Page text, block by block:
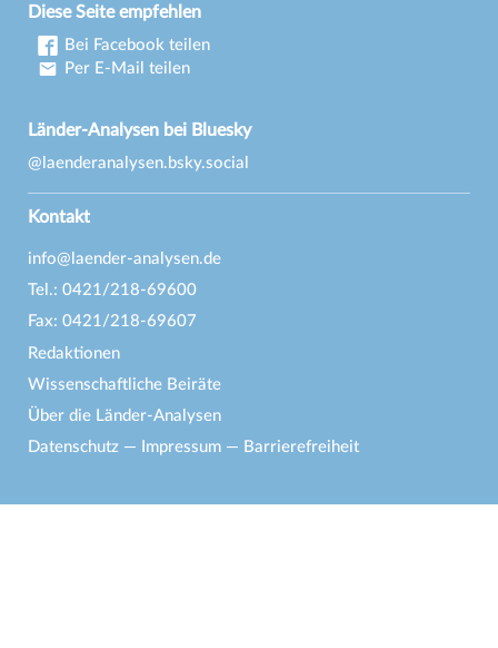
Diese Seite empfehlen
Bei Facebook teilen
Per E-Mail teilen
Länder-Analysen bei Bluesky
@laenderanalysen.bsky.social
Kontakt
info@laender-analysen.de
Tel.: 0421/218-69600
Fax: 0421/218-69607
Redaktionen
Wissenschaftliche Beiräte
Über die Länder-Analysen
Datenschutz— Impressum— Barrierefreiheit